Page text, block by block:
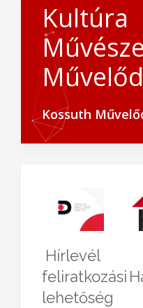
Kultúra
Kossuth
Hírlevél
feliratkozási
lehetőség